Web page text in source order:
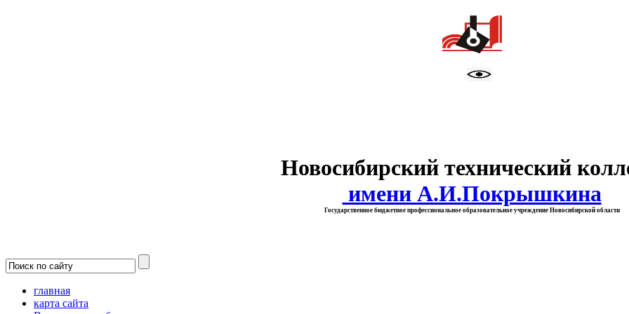
Новосибирский технический
имени А.И.Покрышкина
Государственное бюджетное профессиональное образовательное учреждение Новосибирской области
главная
карта сайта